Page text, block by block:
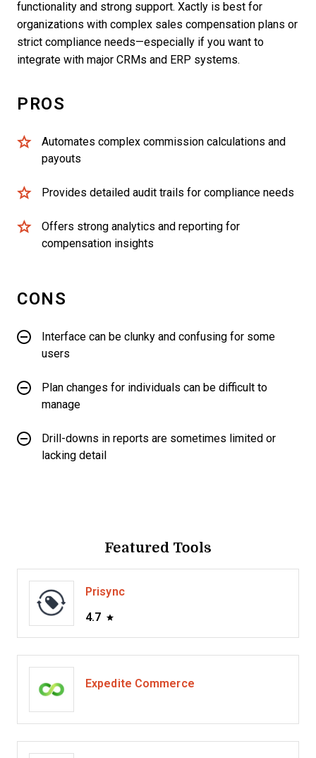
functionality and strong support. Xactly is best for
organizations with complex sales compensation plans or
strict compliance needs—especially if you want to
integrate with major CRMs and ERP systems.
PROS
Automates complex commission calculations and
payouts
Provides detailed audit trails for compliance needs
Offers strong analytics and reporting for
compensation insights
CONS
Interface can be clunky and confusing for some
users
Plan changes for individuals can be difficult to
manage
Drill-downs in reports are sometimes limited or
lacking detail
Featured Tools
Prisync
4.7
Expedite Commerce